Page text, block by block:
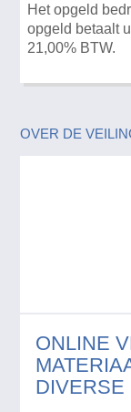
Het opgeld
opgeld betaalt
21,00% BTW.
OVER DE
ONLINE
DIVERSE